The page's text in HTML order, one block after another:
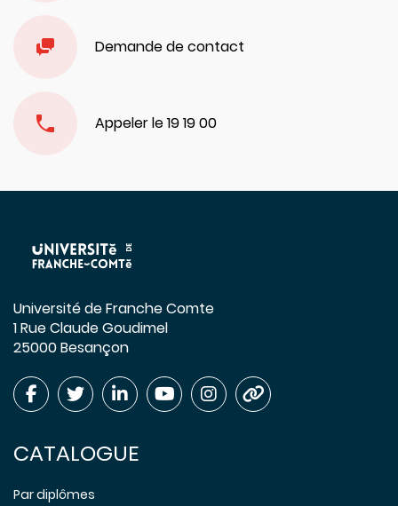
Demande de contact
Appeler le 19 19 00
Université de Franche Comte
1 Rue Claude Goudimel
25000 Besançon
CATALOGUE
Par diplômes